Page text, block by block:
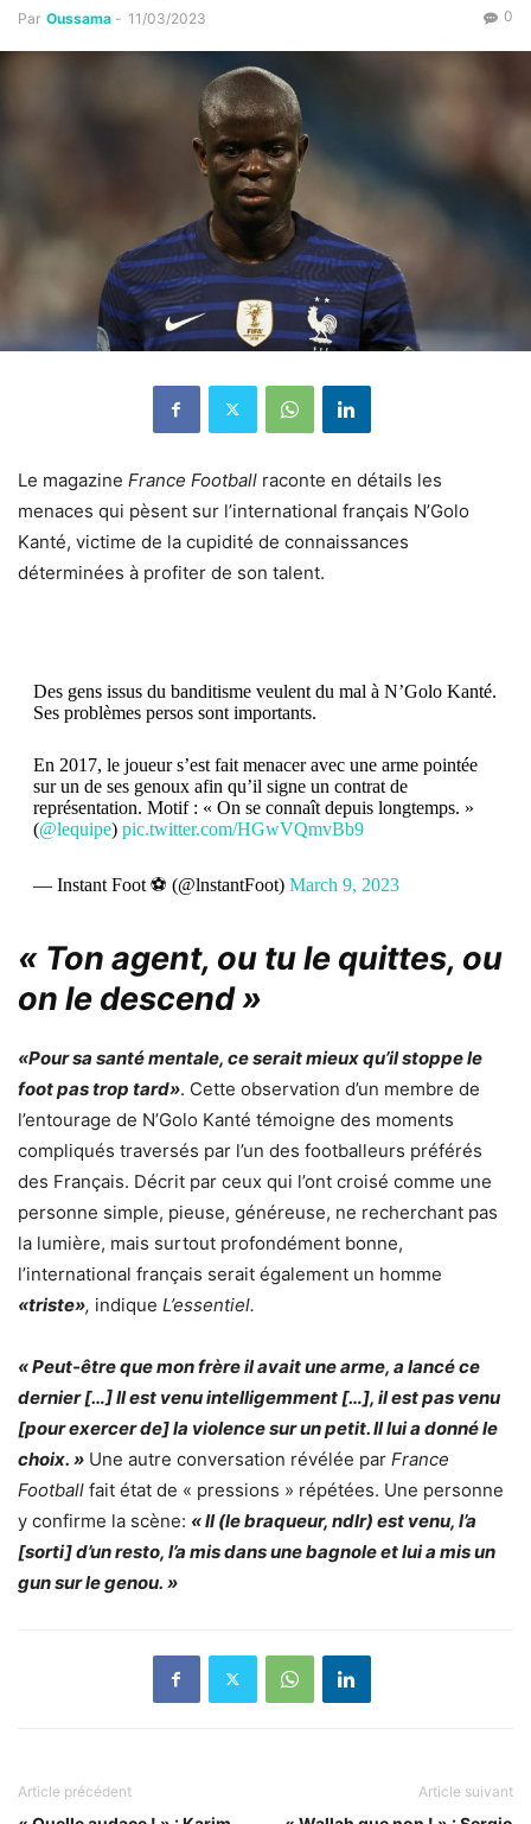
Par Oussama - 11/03/2023 0
Le magazine France Football raconte en détails les
menaces qui pèsent sur l’international français N’Golo
Kanté, victime de la cupidité de connaissances
déterminées à profiter de son talent.
Des gens issus du banditisme veulent du mal à N’Golo Kanté.
Ses problèmes persos sont importants.
En 2017, le joueur s’est fait menacer avec une arme pointée
sur un de ses genoux afin qu’il signe un contrat de
représentation. Motif : « On se connaît depuis longtemps. »
(@lequipe) pic.twitter.com/HGwVQmvBb9
— Instant Foot ⚽️ (@lnstantFoot) March 9, 2023
« Ton agent, ou tu le quittes, ou
on le descend »
«Pour sa santé mentale, ce serait mieux qu’il stoppe le
foot pas trop tard». Cette observation d’un membre de
l’entourage de N’Golo Kanté témoigne des moments
compliqués traversés par l’un des footballeurs préférés
des Français. Décrit par ceux qui l’ont croisé comme une
personne simple, pieuse, généreuse, ne recherchant pas
la lumière, mais surtout profondément bonne,
l’international français serait également un homme
«triste», indique L’essentiel.
« Peut-être que mon frère il avait une arme, a lancé ce
dernier […] Il est venu intelligemment […], il est pas venu
[pour exercer de] la violence sur un petit. Il lui a donné le
choix. » Une autre conversation révélée par France
Football fait état de « pressions » répétées. Une personne
y confirme la scène: « Il (le braqueur, ndlr) est venu, l’a
[sorti] d’un resto, l’a mis dans une bagnole et lui a mis un
gun sur le genou. »
Article précédent Article suivant